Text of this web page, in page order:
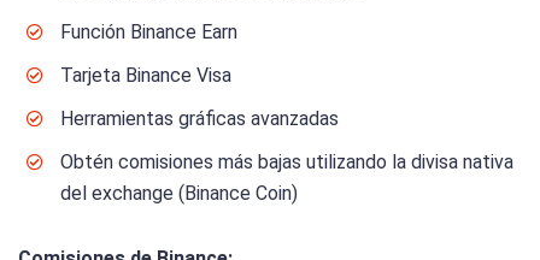
Función Binance Earn
Tarjeta Binance Visa
Herramientas gráficas avanzadas
Obtén comisiones más bajas utilizando la divisa nativa
del exchange (Binance Coin)